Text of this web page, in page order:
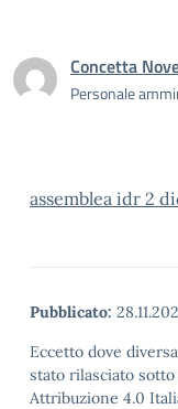
Concetta
Personale
assemblea idr 2
Pubblicato:
Eccetto dove
stato rilasciato
Attribuzione 4.0